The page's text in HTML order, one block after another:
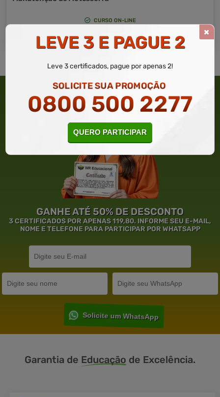
CURSO ON-LINE
DETALHES MATRICULAR AGORA
GANHE ATÉ 50% DE DESCONTO
3 CERTIFICADOS POR APENAS 119,80. INFORME SEU E-MAIL,
NOME E TELEFONE PARA PARTICIPAR POR WHATSAPP
Solicite um WhatsApp
Garantia de Educação de Excelência.
LEVE 3 E PAGUE 2
Leve 3 certificados, pague por apenas 2!
SOLICITE SUA PROMOÇÃO
0800 500 2277
QUERO PARTICIPAR